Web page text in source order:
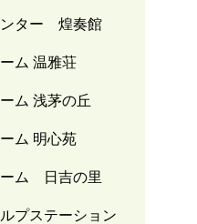
ンター 煌奏館
ム 温雅荘
ム 浅茅の丘
ム 明心苑
ーム 日吉の里
プステーション